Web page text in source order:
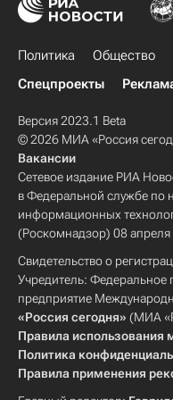
Политика Общество
Спецпроекты
Версия 2023.1 Beta
© 2026 МИА «Россия
Вакансии
Сетевое издание РИА
в Федеральной службе по
информационных
(Роскомнадзор) 08 апреля
Свидетельство о
Учредитель: Федеральное
предприятие
«Россия сегодня» (МИА
Правила использования
Политика
Правила применения